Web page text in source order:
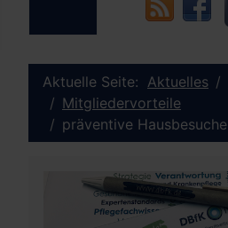
Aktuelle Seite: Aktuelles
Mitgliedervorteile
präventive Hausbesuche